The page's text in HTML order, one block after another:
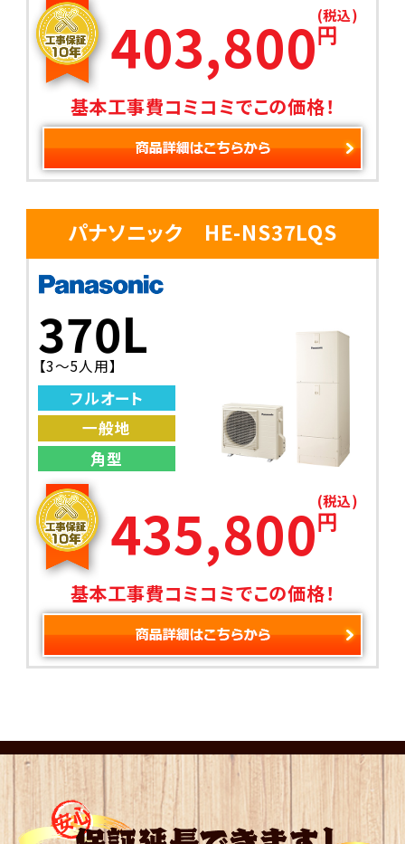
403,800円
(税込)
基本工事費コミコミでこの価格！
パナソニック HE-NS37LQS
370L
【3～5人用】
フルオート
一般地
角型
435,800円
(税込)
基本工事費コミコミでこの価格！